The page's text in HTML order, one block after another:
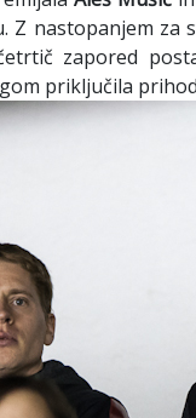
Z nastopanjem za
zapored
priključila